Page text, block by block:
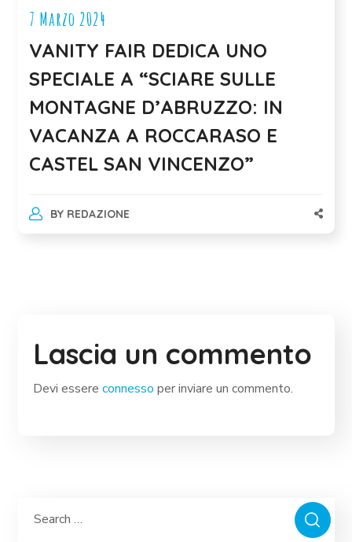
7 Marzo 2024
VANITY FAIR DEDICA UNO
SPECIALE A “SCIARE SULLE
MONTAGNE D’ABRUZZO: IN
VACANZA A ROCCARASO E
CASTEL SAN VINCENZO”
BY REDAZIONE
Lascia un commento
Devi essereconnesso per inviare un commento.